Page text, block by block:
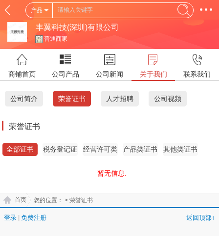
产品
丰翼科技(深圳)有限公司
普通商家
商铺首页 公司产品 公司新闻 关于我们 联系我们
公司简介 荣誉证书 人才招聘 公司视频
荣誉证书
全部证书 税务登记证
经营许可类
产品类证书 其他类证书
暂无信息.
您的位置：
首页 > 荣誉证书
登录 免费注册 返回顶部↑